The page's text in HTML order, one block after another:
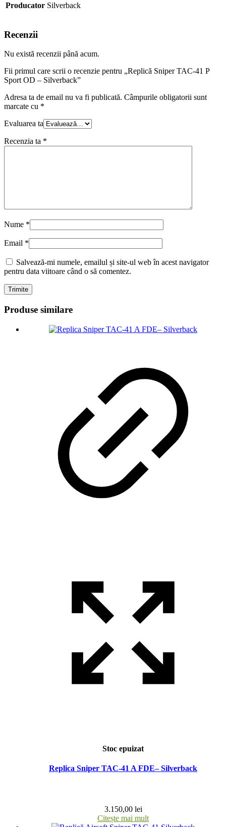
Producator Silverback
Recenzii
Nu există recenzii până acum.
Fii primul care scrii o recenzie pentru „Replică Sniper TAC-41 P
Sport OD – Silverback”
Adresa ta de email nu va fi publicată. Câmpurile obligatorii sunt
marcate cu *
Evaluarea ta
Recenzia ta *
Nume *
Email *
Salvează-mi numele, emailul și site-ul web în acest navigator
pentru data viitoare când o să comentez.
Produse similare
Stoc epuizat
Replica Sniper TAC-41 A FDE– Silverback
3.150,00 lei
Citește mai mult